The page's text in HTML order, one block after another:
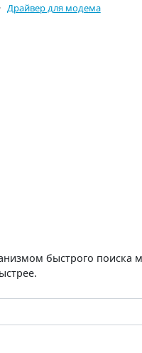
Драйвер для модема
быстрого поиска